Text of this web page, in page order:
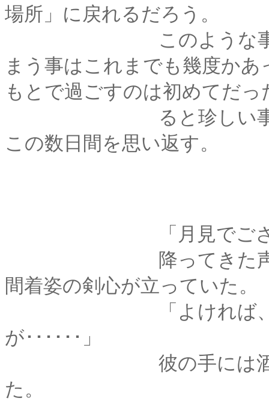
場所」に戻れるだろう。
このような事態で神
まう事はこれまでも幾度か
もとで過ごすのは初めてだっ
ると珍しい事例で
この数日間を思い返す。
「月見でござる
降ってきた声に頭上
間着姿の剣心が立っていた。
「よければ、少し
が･･････」
彼の手には酒瓶と、
た。